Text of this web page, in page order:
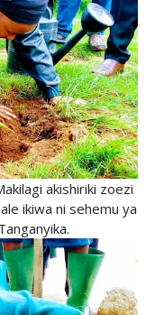
akishiriki zoezi
ikiwa ni sehemu ya